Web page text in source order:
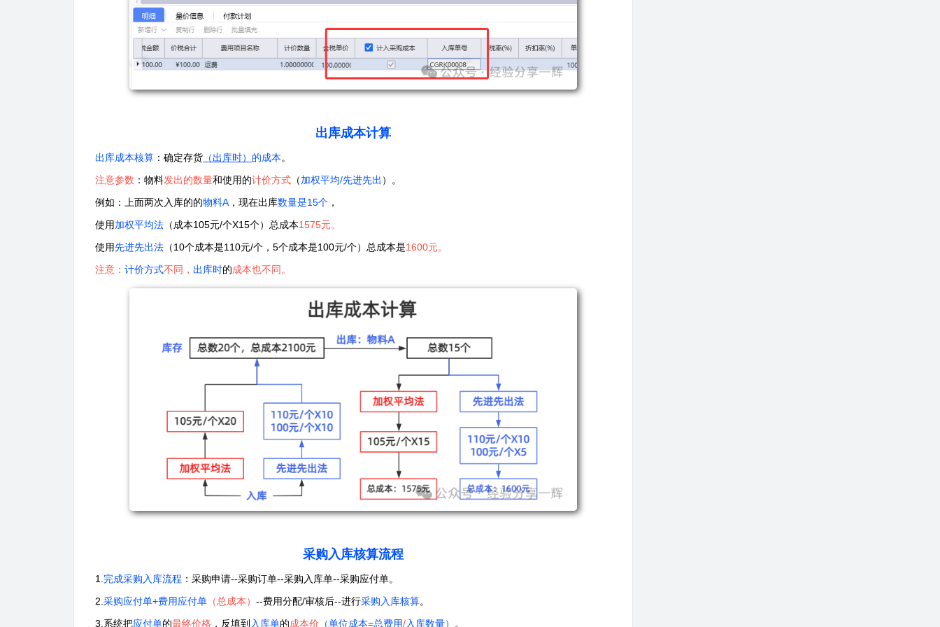
出库成本计算
出库成本核算 ：确定存货 （出库时） 的成本。
注意参数 ：物料发出的数量和使用的计价方式 （加权平均/先进先出 ）。
例如：上面两次入库的的物料A ，现在出库数量是15个 ，
使用加权平均法 （成本105元/个X15个）总成本1575元。
使用先进先出法 （10个成本是110元/个，5个成本是100元/个）总成本是1600元。
注意： 计价方式不同， 出库时的成本也不同。
采购入库核算流程
1. 完成采购入库流程 ：采购申请--采购订单--采购入库单--采购应付单。
2. 采购应付单+费用应付单 （总成本） --费用分配/审核后--进行采购入库核算。
3.系统把应付单的最终价格 ，反填到 入库单的成本价 （单位成本=总费用/入库数量） 。